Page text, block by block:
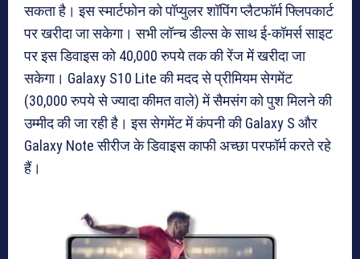
सकता है। इस स्मार्टफोन को पॉप्युलर शॉपिंग प्लैटफॉर्म फ्लिपकार्ट
पर खरीदा जा सकेगा। सभी लॉन्च डील्स के साथ ई-कॉमर्स साइट
पर इस डिवाइस को 40,000 रुपये तक की रेंज में खरीदा जा
सकेगा। Galaxy S10 Lite की मदद से प्रीमियम सेगमेंट
(30,000 रुपये से ज्यादा कीमत वाले) में सैमसंग को पुश मिलने की
उम्मीद की जा रही है। इस सेगमेंट में कंपनी की Galaxy S और
Galaxy Note सीरीज के डिवाइस काफी अच्छा परफॉर्म करते रहे
हैं।